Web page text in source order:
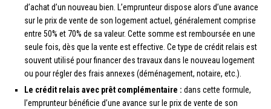
d’achat d’un nouveau bien. L’emprunteur dispose alors d’une avance
sur le prix de vente de son logement actuel, généralement comprise
entre 50% et 70% de sa valeur. Cette somme est remboursée en une
seule fois, dès que la vente est effective. Ce type de crédit relais est
souvent utilisé pour financer des travaux dans le nouveau logement
ou pour régler des frais annexes (déménagement, notaire, etc.).
Le crédit relais avec prêt complémentaire : dans cette formule,
l’emprunteur bénéficie d’une avance sur le prix de vente de son